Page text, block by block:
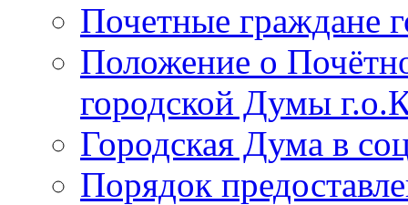
Почетные граждане
Положение о
городской Думы
Городская Дума в
Порядок